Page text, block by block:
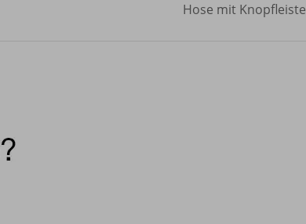
Hose mit Knopfleiste